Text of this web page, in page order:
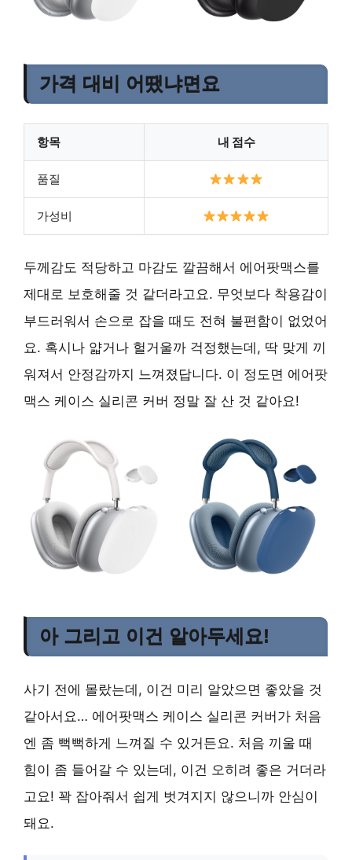
가격 대비 어땠냐면요
항목 내 점수
품질
가성비
두께감도 적당하고 마감도 깔끔해서 에어팟맥스를
제대로 보호해줄 것 같더라고요. 무엇보다 착용감이
부드러워서 손으로 잡을 때도 전혀 불편함이 없었어
요. 혹시나 얇거나 헐거울까 걱정했는데, 딱 맞게 끼
워져서 안정감까지 느껴졌답니다. 이 정도면 에어팟
맥스 케이스 실리콘 커버 정말 잘 산 것 같아요!
아 그리고 이건 알아두세요!
사기 전에 몰랐는데, 이건 미리 알았으면 좋았을 것
같아서요… 에어팟맥스 케이스 실리콘 커버가 처음
엔 좀 뻑뻑하게 느껴질 수 있거든요. 처음 끼울 때
힘이 좀 들어갈 수 있는데, 이건 오히려 좋은 거더라
고요! 꽉 잡아줘서 쉽게 벗겨지지 않으니까 안심이
돼요.